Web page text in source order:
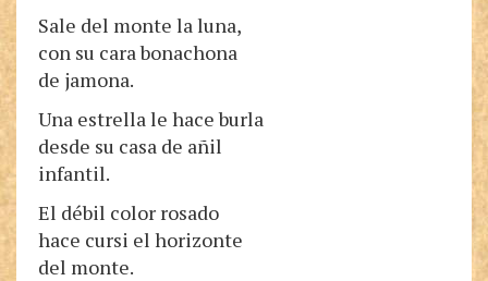
Sale del monte la luna,
con su cara bonachona
de jamona.
Una estrella le hace burla
desde su casa de añil
infantil.
El débil color rosado
hace cursi el horizonte
del monte.